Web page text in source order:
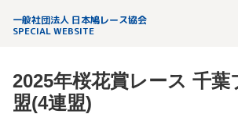
一般社団法人 日本鳩レース協会
SPECIAL WEBSITE
2025年桜花賞レース 千葉
盟(4連盟)